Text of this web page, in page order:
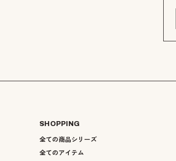
SHOPPING
全ての商品シリーズ
全てのアイテム